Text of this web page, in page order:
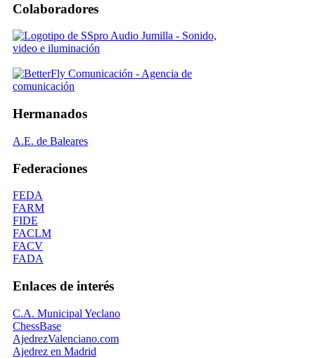
Colaboradores
Hermanados
A.E. de Baleares
Federaciones
FEDA
FARM
FIDE
FACLM
FACV
FADA
Enlaces de interés
C.A. Municipal Yeclano
ChessBase
AjedrezValenciano.com
Ajedrez en Madrid